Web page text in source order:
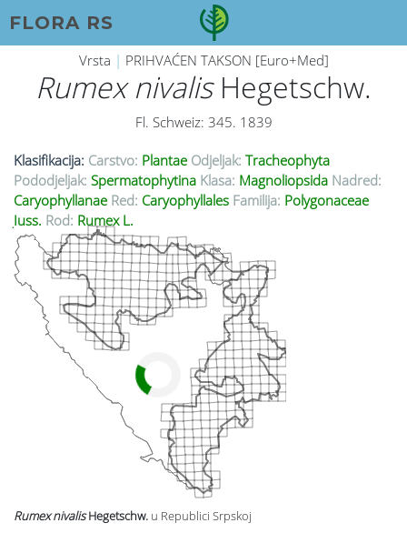
FLORA RS
Vrsta | PRIHVAĆEN TAKSON [Euro+Med]
Rumex nivalisHegetschw.
Fl. Schweiz: 345. 1839
Klasifikacija: Carstvo: Plantae Odjeljak: Tracheophyta
Pododjeljak: Spermatophytina Klasa: Magnoliopsida Nadred:
Caryophyllanae Red: Caryophyllales Familija: Polygonaceae
Juss. Rod: Rumex L.
Rumex nivalisHegetschw. u Republici Srpskoj